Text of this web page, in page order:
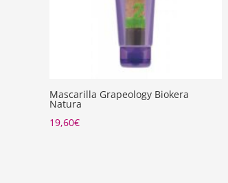
Mascarilla Grapeology Biokera
Natura
19,60€